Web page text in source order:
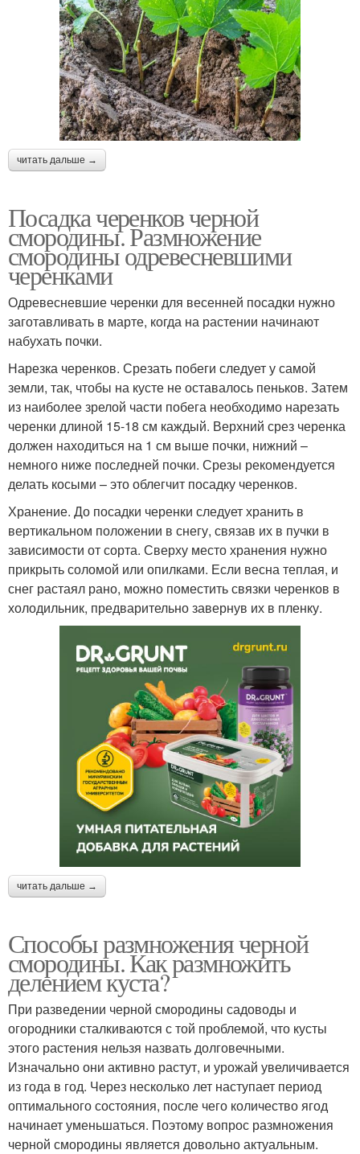
читать дальше →
Посадка черенков черной
смородины. Размножение
смородины одревесневшими
черенками
Одревесневшие черенки для весенней посадки нужно
заготавливать в марте, когда на растении начинают
набухать почки.
Нарезка черенков. Срезать побеги следует у самой
земли, так, чтобы на кусте не оставалось пеньков. Затем
из наиболее зрелой части побега необходимо нарезать
черенки длиной 15-18 см каждый. Верхний срез черенка
должен находиться на 1 см выше почки, нижний –
немного ниже последней почки. Срезы рекомендуется
делать косыми – это облегчит посадку черенков.
Хранение. До посадки черенки следует хранить в
вертикальном положении в снегу, связав их в пучки в
зависимости от сорта. Сверху место хранения нужно
прикрыть соломой или опилками. Если весна теплая, и
снег растаял рано, можно поместить связки черенков в
холодильник, предварительно завернув их в пленку.
читать дальше →
Способы размножения черной
смородины. Как размножить
делением куста?
При разведении черной смородины садоводы и
огородники сталкиваются с той проблемой, что кусты
этого растения нельзя назвать долговечными.
Изначально они активно растут, и урожай увеличивается
из года в год. Через несколько лет наступает период
оптимального состояния, после чего количество ягод
начинает уменьшаться. Поэтому вопрос размножения
черной смородины является довольно актуальным.